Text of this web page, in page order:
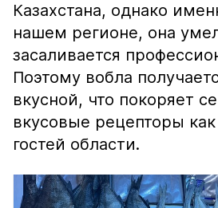
Казахстана, однако
нашем регионе, она
засаливается
Поэтому вобла
вкусной, что покоряет
вкусовые рецепторы
гостей области.